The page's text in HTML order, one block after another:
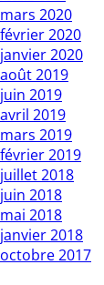
mars 2020
février 2020
janvier 2020
août 2019
juin 2019
avril 2019
mars 2019
février 2019
juillet 2018
juin 2018
mai 2018
janvier 2018
octobre 2017